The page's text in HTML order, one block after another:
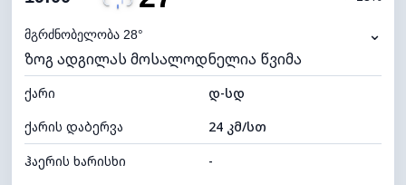
ნამის წერტილი
ხილვადობა
10 კმ
განათების ინდექსი 4 (მკრთალი)
ღრუბლის სიმაღლე 6160 მ
მგრძნობელობა 28° ⌄
ზოგ ადგილას მოსალოდნელია წვიმა
ქარი
დ-სდ
ქარის დაბერვა
24 კმ/სთ
ჰაერის ხარისხი
-